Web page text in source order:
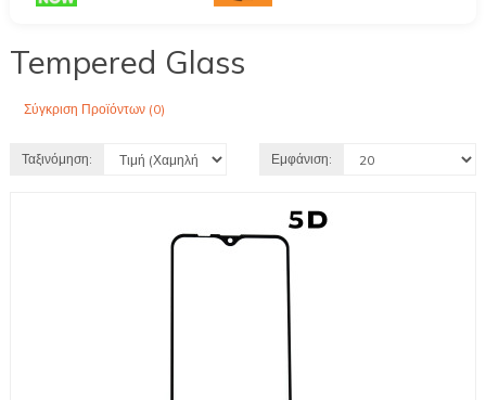
Tempered Glass
Σύγκριση Προϊόντων (0)
Ταξινόμηση: Εμφάνιση: